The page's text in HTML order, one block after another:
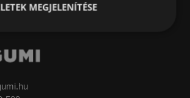
MEGJELENÍTÉSE